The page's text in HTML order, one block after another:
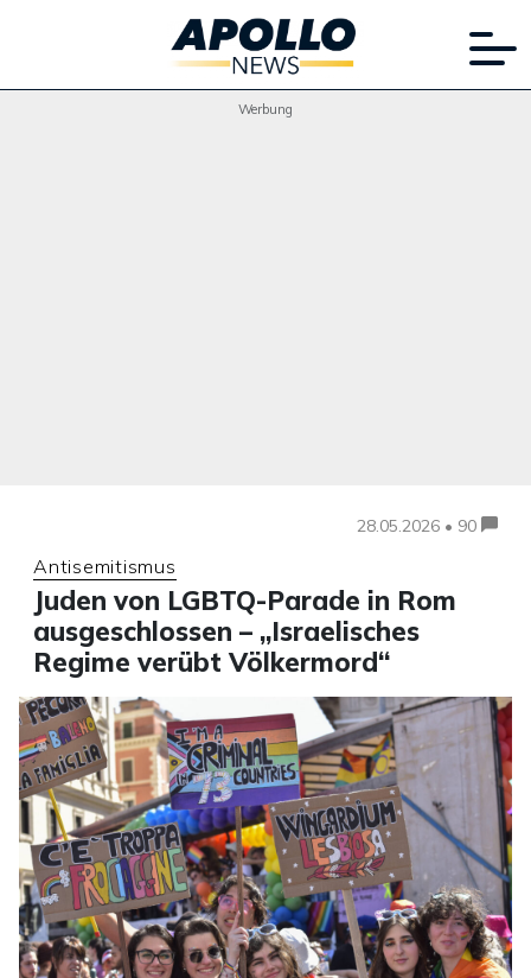
Werbung
28.05.2026 • 90
Antisemitismus
Juden von LGBTQ-Parade in Rom
ausgeschlossen – „Israelisches
Regime verübt Völkermord“